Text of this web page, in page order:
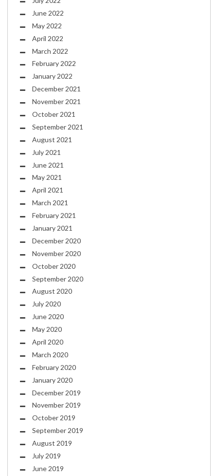
June 2022
May 2022
April 2022
March 2022
February 2022
January 2022
December 2021
November 2021
October 2021
September 2021
August 2021
July 2021
June 2021
May 2021
April 2021
March 2021
February 2021
January 2021
December 2020
November 2020
October 2020
September 2020
August 2020
July 2020
June 2020
May 2020
April 2020
March 2020
February 2020
January 2020
December 2019
November 2019
October 2019
September 2019
August 2019
July 2019
June 2019